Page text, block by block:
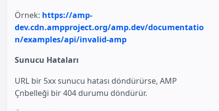
Örnek: https://amp-
dev.cdn.ampproject.org/amp.dev/documentatio
n/examples/api/invalid-amp
Sunucu Hataları
URL bir 5xx sunucu hatası döndürürse, AMP
Çnbelleği bir 404 durumu döndürür.